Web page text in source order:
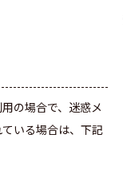
の場合で、迷惑メ
いる場合は、下記